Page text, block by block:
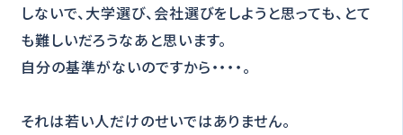
しないで、大学選び、会社選びをしようと思っても、とて
も難しいだろうなあと思います。
自分の基準がないのですから・・・・。
それは若い人だけのせいではありません。